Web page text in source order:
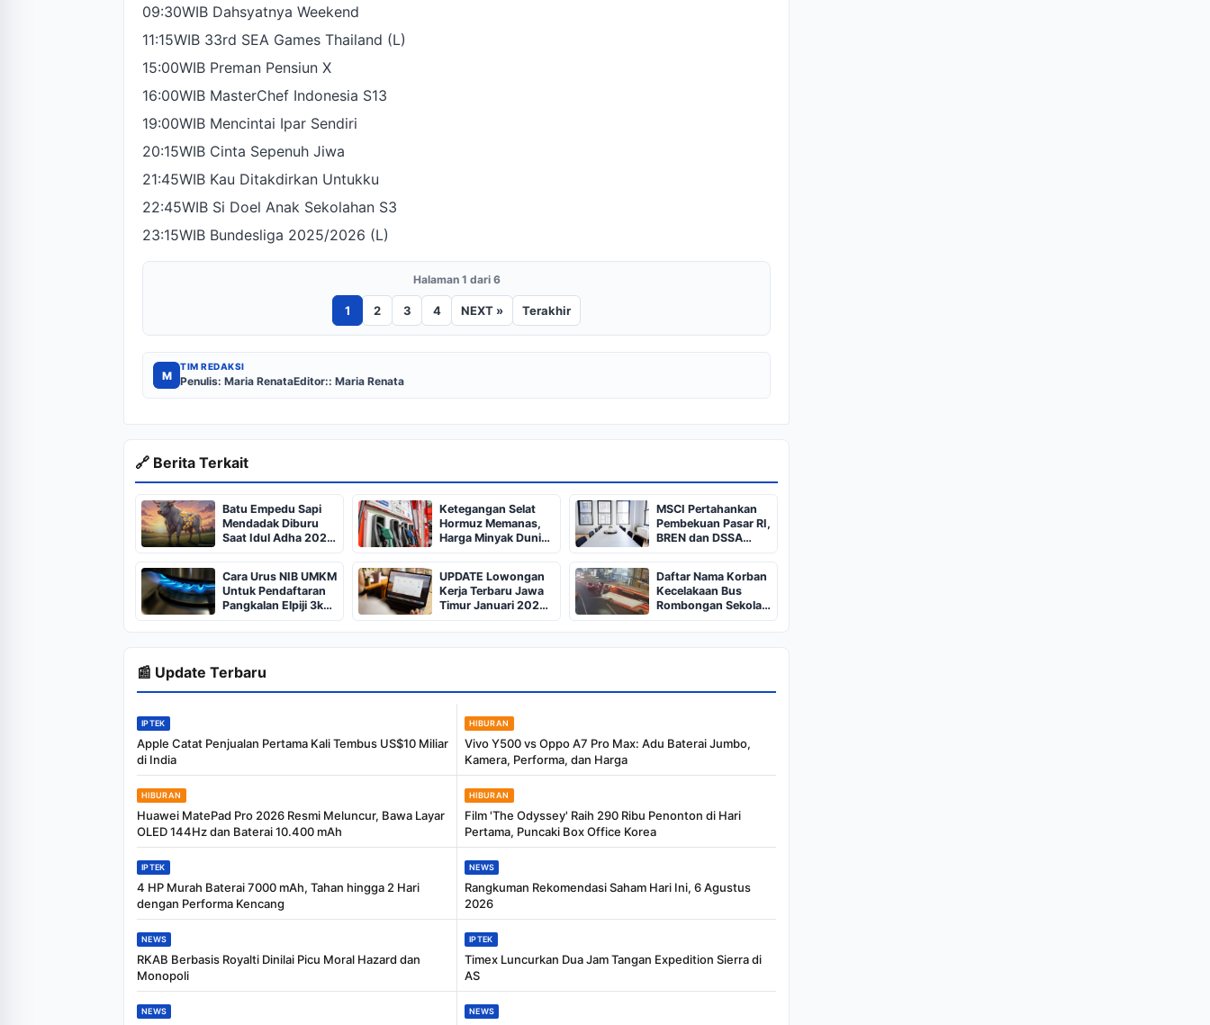
09:30WIB Dahsyatnya Weekend
11:15WIB 33rd SEA Games Thailand (L)
15:00WIB Preman Pensiun X
16:00WIB MasterChef Indonesia S13
19:00WIB Mencintai Ipar Sendiri
20:15WIB Cinta Sepenuh Jiwa
21:45WIB Kau Ditakdirkan Untukku
22:45WIB Si Doel Anak Sekolahan S3
23:15WIB Bundesliga 2025/2026 (L)
Halaman 1 dari 6
1 2 3 4 NEXT » Terakhir
M
TIM REDAKSI
Penulis: Maria RenataEditor:: Maria Renata
🔗 Berita Terkait
Batu Empedu Sapi
Mendadak Diburu
Saat Idul Adha 2026,
Dari Isi Perut Jadi
Komoditas Puluhan
Juta
Ketegangan Selat
Hormuz Memanas,
Harga Minyak Dunia
Dekati US$ 108
MSCI Pertahankan
Pembekuan Pasar RI,
BREN dan DSSA
Terancam Keluar dari
Indeks
Cara Urus NIB UMKM
Untuk Pendaftaran
Pangkalan Elpiji 3kg,
Kebijakan Baru
Penjualan LPG 3
Kilogram
UPDATE Lowongan
Kerja Terbaru Jawa
Timur Januari 2025,
Siapkan CV dan
Persyaratan
Daftar Nama Korban
Kecelakaan Bus
Rombongan Sekolah
dari Bali di Kota Batu:
Salah Satunya Ada
Balita
📰 Update Terbaru
IPTEK
Apple Catat Penjualan Pertama Kali Tembus US$10 Miliar
di India
HIBURAN
Vivo Y500 vs Oppo A7 Pro Max: Adu Baterai Jumbo,
Kamera, Performa, dan Harga
HIBURAN
Huawei MatePad Pro 2026 Resmi Meluncur, Bawa Layar
OLED 144Hz dan Baterai 10.400 mAh
HIBURAN
Film 'The Odyssey' Raih 290 Ribu Penonton di Hari
Pertama, Puncaki Box Office Korea
IPTEK
4 HP Murah Baterai 7000 mAh, Tahan hingga 2 Hari
dengan Performa Kencang
NEWS
Rangkuman Rekomendasi Saham Hari Ini, 6 Agustus
2026
NEWS
RKAB Berbasis Royalti Dinilai Picu Moral Hazard dan
Monopoli
IPTEK
Timex Luncurkan Dua Jam Tangan Expedition Sierra di
AS
NEWS NEWS